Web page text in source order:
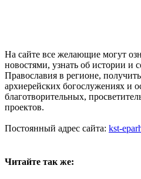
На сайте все желающие могут
новостями, узнать об истории и
Православия в регионе,
архиерейских богослужениях и
благотворительных,
проектов.
Постоянный адрес сайта: kst-
Читайте так же: